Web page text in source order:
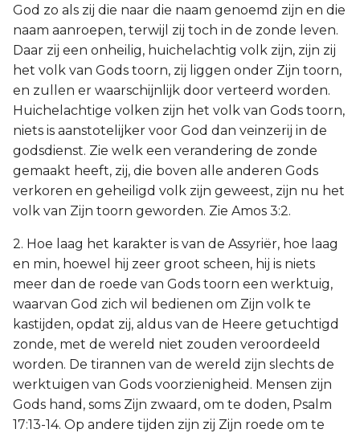
God zo als zij die naar die naam genoemd zijn en die
naam aanroepen, terwijl zij toch in de zonde leven.
Daar zij een onheilig, huichelachtig volk zijn, zijn zij
het volk van Gods toorn, zij liggen onder Zijn toorn,
en zullen er waarschijnlijk door verteerd worden.
Huichelachtige volken zijn het volk van Gods toorn,
niets is aanstotelijker voor God dan veinzerij in de
godsdienst. Zie welk een verandering de zonde
gemaakt heeft, zij, die boven alle anderen Gods
verkoren en geheiligd volk zijn geweest, zijn nu het
volk van Zijn toorn geworden. Zie Amos 3:2.
2. Hoe laag het karakter is van de Assyriër, hoe laag
en min, hoewel hij zeer groot scheen, hij is niets
meer dan de roede van Gods toorn een werktuig,
waarvan God zich wil bedienen om Zijn volk te
kastijden, opdat zij, aldus van de Heere getuchtigd
zonde, met de wereld niet zouden veroordeeld
worden. De tirannen van de wereld zijn slechts de
werktuigen van Gods voorzienigheid. Mensen zijn
Gods hand, soms Zijn zwaard, om te doden, Psalm
17:13-14. Op andere tijden zijn zij Zijn roede om te